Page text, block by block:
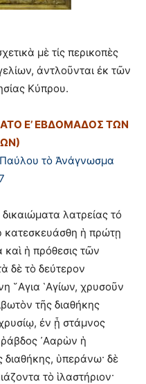
μὲ τίς περικοπὲς
ἀντλοῦνται ἐκ τῶν
Κύπρου.
Ε’ ΕΒΔΟΜΑΔΟΣ ΤΩΝ
τὸ Ἀνάγνωσμα
λατρείας τό
κατεσκευάσθη ἡ πρώτῃ
καὶ ἡ πρόθεσις τῶν
δὲ τὸ δεύτερον
῞Αγια ῾Αγίων, χρυσοῦν
τῆς διαθήκης
ἐν ᾗ στάμνος
᾿Ααρὼν ἡ
διαθήκης, ὑπεράνω· δὲ
τὸ ἱλαστήριον·